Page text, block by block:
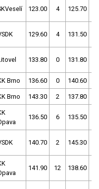
123.00 4 125.70
129.60 4 131.50
133.80 0 131.80
Brno 136.60 0 140.60
Brno 143.30 2 137.80
136.50 6 135.50
140.70 2 145.30
141.90 12 138.60